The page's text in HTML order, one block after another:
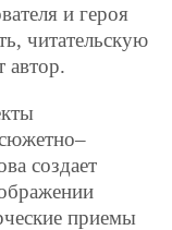
и героя
читательскую
автор.
создает
приемы